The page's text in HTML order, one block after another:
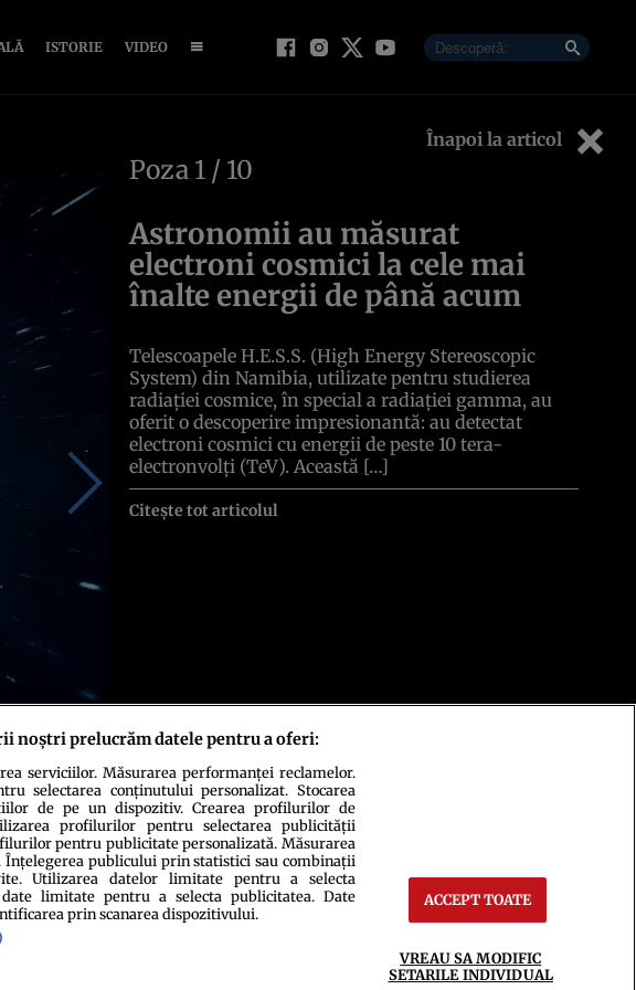
ISTORIE VIDEO
Înapoi la articol
Poza 1 / 10
Astronomii au măsurat
electroni cosmici la cele mai
înalte energii de până acum
Telescoapele H.E.S.S. (High Energy Stereoscopic
System) din Namibia, utilizate pentru studierea
radiației cosmice, în special a radiației gamma, au
oferit o descoperire impresionantă: au detectat
electroni cosmici cu energii de peste 10 tera-
electronvolți (TeV). Această […]
Citește tot articolul
redacțională
noștri prelucrăm datele pentru a oferi:
serviciilor. Măsurarea performanței reclamelor.
selectarea conținutului personalizat. Stocarea
de pe un dispozitiv. Crearea profilurilor de
profilurilor pentru selectarea publicității
pentru publicitate personalizată. Măsurarea
publicului prin statistici sau combinații
Utilizarea datelor limitate pentru a selecta
limitate pentru a selecta publicitatea. Date
prin scanarea dispozitivului.
ACCEPT TOATE
VREAU SA MODIFIC
SETARILE INDIVIDUAL